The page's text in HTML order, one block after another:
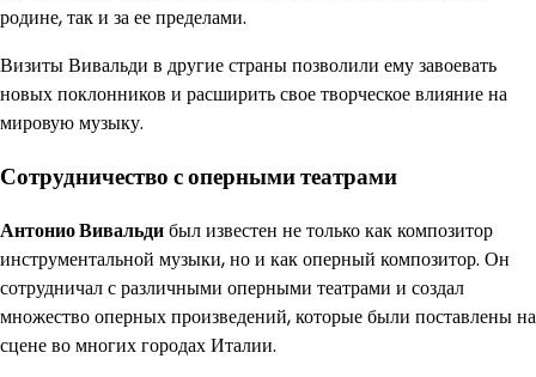
родине, так и за ее пределами.
Визиты Вивальди в другие страны позволили ему завоевать
новых поклонников и расширить свое творческое влияние на
мировую музыку.
Сотрудничество с оперными театрами
Антонио Вивальдибыл известен не только как композитор
инструментальной музыки, но и как оперный композитор. Он
сотрудничал с различными оперными театрами и создал
множество оперных произведений, которые были поставлены на
сцене во многих городах Италии.